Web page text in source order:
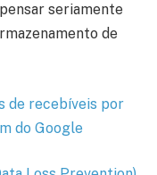
seriamente
de
de recebíveis por
do Google